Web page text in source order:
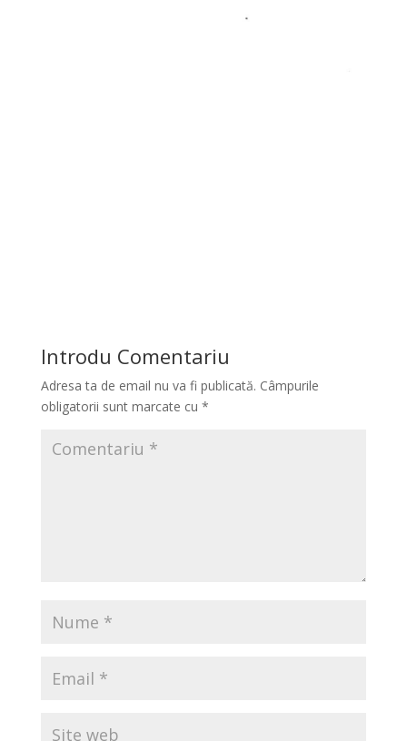
Introdu Comentariu
Adresa ta de email nu va fi publicată. Câmpurile
obligatorii sunt marcate cu *